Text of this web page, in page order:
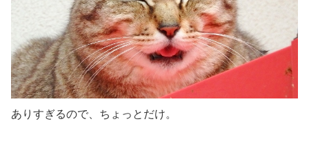
ありすぎるので、ちょっとだけ。